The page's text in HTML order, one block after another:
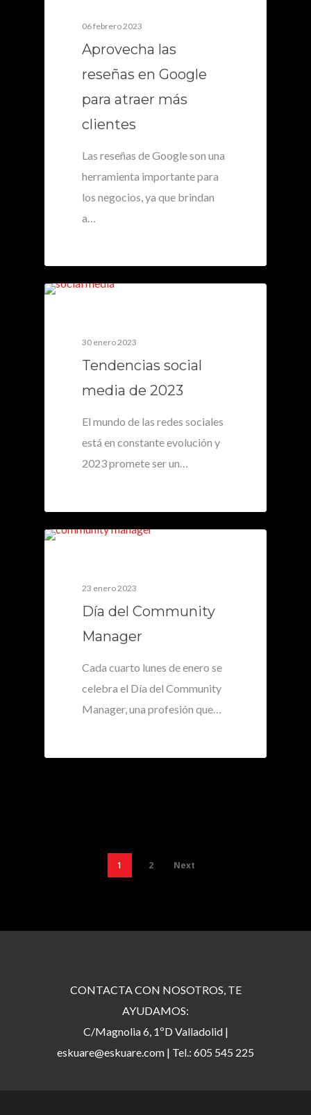
06 febrero 2023
Aprovecha las
reseñas en Google
para atraer más
clientes
Las reseñas de Google son una
herramienta importante para
los negocios, ya que brindan
a…
30 enero 2023
Tendencias social
media de 2023
El mundo de las redes sociales
está en constante evolución y
2023 promete ser un…
23 enero 2023
Día del Community
Manager
Cada cuarto lunes de enero se
celebra el Día del Community
Manager, una profesión que…
1 2 Next
CONTACTA CON NOSOTROS, TE
AYUDAMOS:
C/Magnolia 6, 1ºD Valladolid |
eskuare@eskuare.com | Tel.: 605 545 225